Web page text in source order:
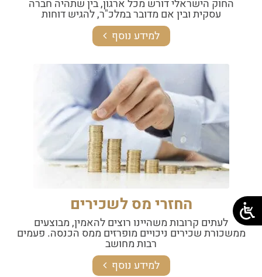
החוק הישראלי דורש מכל ארגון, בין שתהיה חברה
עסקית ובין אם מדובר במלכ"ר, להגיש דוחות
למידע נוסף
החזרי מס לשכירים
לעתים קרובות משהיינו רוצים להאמין, מבוצעים
ממשכורת שכירים ניכויים מופרזים ממס הכנסה. פעמים
רבות מחושב
למידע נוסף